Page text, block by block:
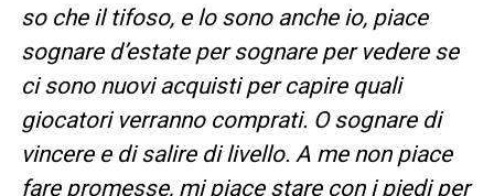
so che il tifoso, e lo sono anche io, piace
sognare d’estate per sognare per vedere se
ci sono nuovi acquisti per capire quali
giocatori verranno comprati. O sognare di
vincere e di salire di livello. A me non piace
fare promesse, mi piace stare con i piedi per